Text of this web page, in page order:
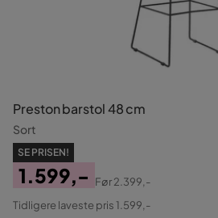
Preston barstol 48 cm
Sort
SE PRISEN!
Pris
1.599,-
Original
Før2.399,-
Tidligere laveste pris 1.599,-